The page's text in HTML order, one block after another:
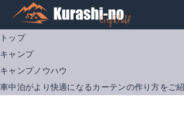
トップ
キャンプ
キャンプノウハウ
車中泊がより快適になるカーテンの作り方をご